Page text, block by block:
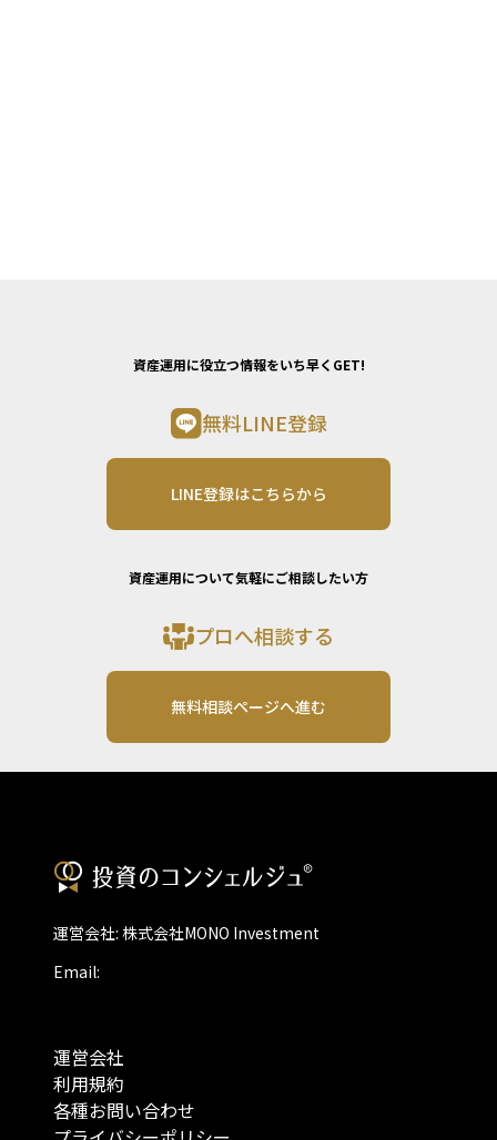
資産運用に役立つ情報をいち早くGET!
無料LINE登録
LINE登録はこちらから
資産運用について気軽にご相談したい方
プロへ相談する
無料相談ページへ進む
運営会社: 株式会社MONO Investment
Email:
運営会社
利用規約
各種お問い合わせ